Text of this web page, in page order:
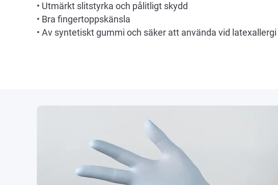
• Utmärkt slitstyrka och pålitligt skydd
• Bra fingertoppskänsla
• Av syntetiskt gummi och säker att använda vid latexallergi